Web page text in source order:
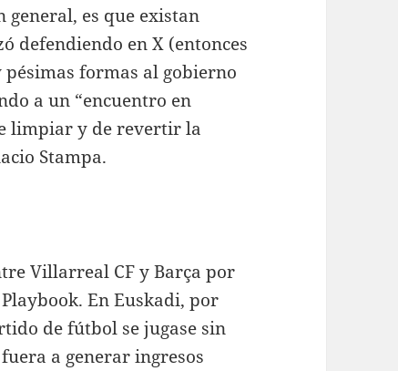
general, es que existan
defendiendo en X (entonces
formas al gobierno
a un “encuentro en
limpiar y de revertir la
Stampa.
Villarreal CF y Barça por
En Euskadi, por
de fútbol se jugase sin
a generar ingresos